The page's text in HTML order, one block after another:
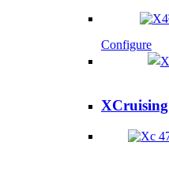
Configure
XCruising